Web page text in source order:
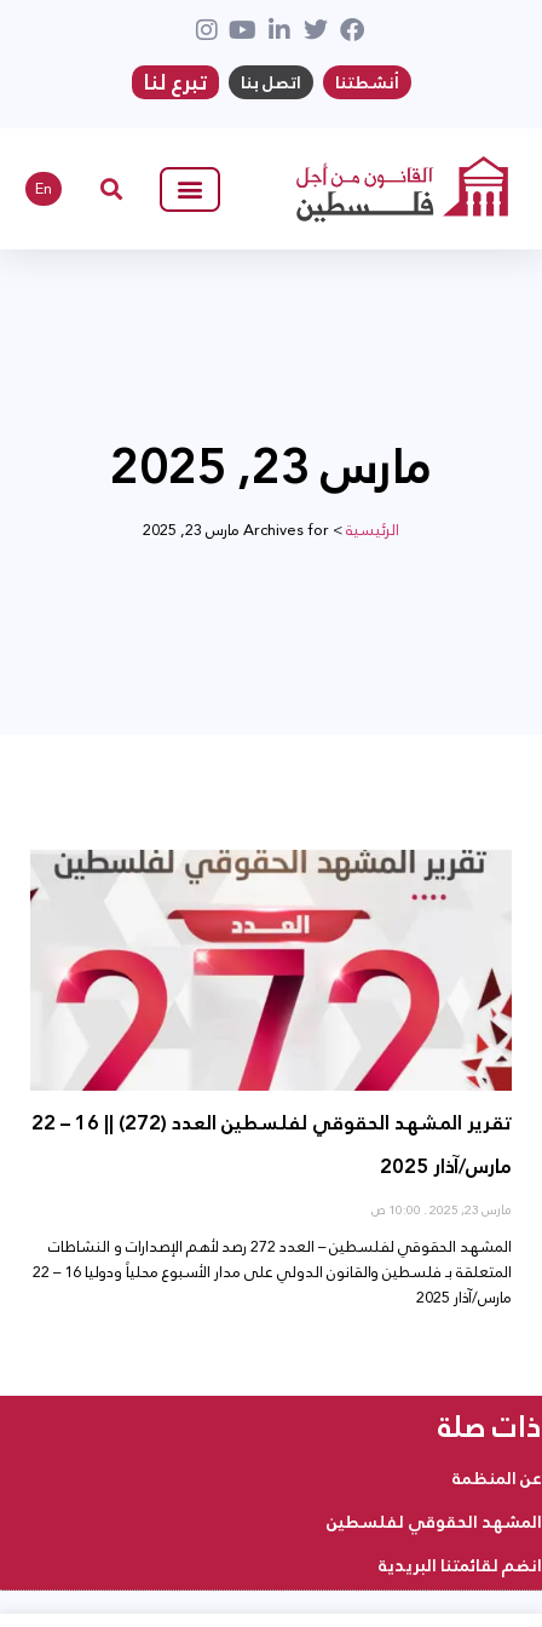
أنشطتنا اتصل بنا تبرع لنا
En
مارس 23, 2025
الرئيسية>Archives for مارس 23, 2025
تقرير المشهد الحقوقي لفلسطين العدد (272) || 16 – 22
مارس/آذار 2025
مارس 23, 2025
المشهد الحقوقي لفلسطين – العدد 272 رصد لأهم الإصدارات و النشاطات
المتعلقة بـ فلسطين والقانون الدولي على مدار الأسبوع محلياً ودوليا 16 – 22
مارس/آذار 2025
ذات صلة
عن المنظمة
المشهد الحقوقي لفلسطين
انضم لقائمتنا البريدية